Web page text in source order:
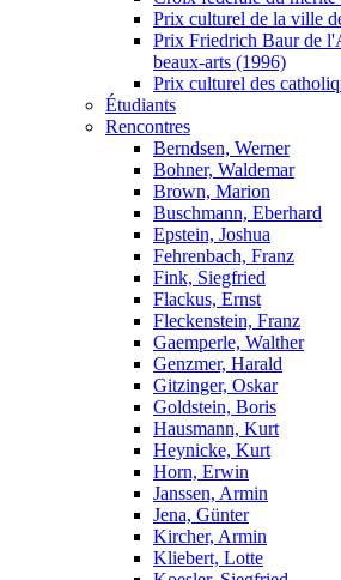
Prix culturel de la ville
Prix Friedrich Baur de
beaux-arts (1996)
Prix culturel des
Étudiants
Rencontres
Berndsen, Werner
Bohner, Waldemar
Brown, Marion
Buschmann, Eberhard
Epstein, Joshua
Fehrenbach, Franz
Fink, Siegfried
Flackus, Ernst
Fleckenstein, Franz
Gaemperle, Walther
Genzmer, Harald
Gitzinger, Oskar
Goldstein, Boris
Hausmann, Kurt
Heynicke, Kurt
Horn, Erwin
Janssen, Armin
Jena, Günter
Kircher, Armin
Kliebert, Lotte